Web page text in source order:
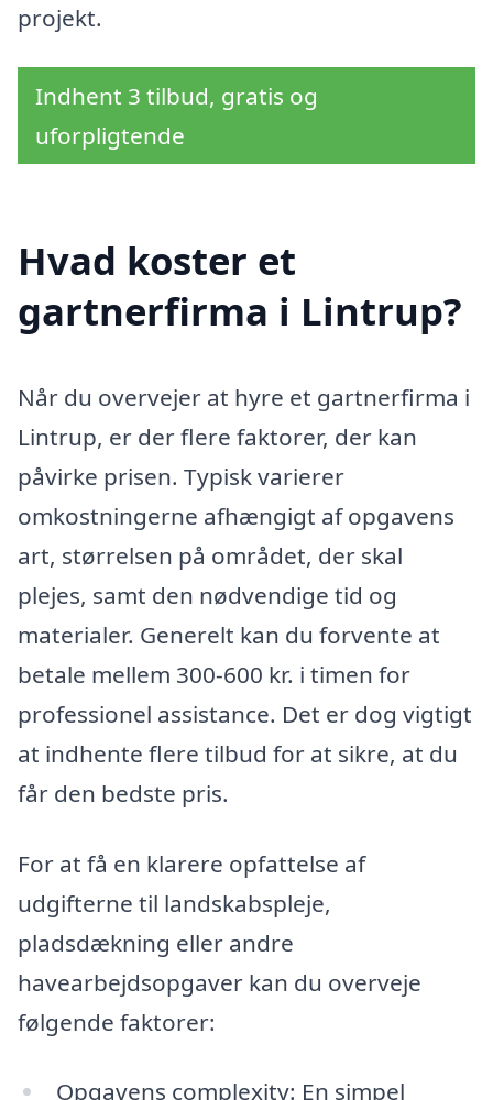
projekt.
Indhent 3 tilbud, gratis og
uforpligtende
Hvad koster et
gartnerfirma i Lintrup?
Når du overvejer at hyre et gartnerfirma i
Lintrup, er der flere faktorer, der kan
påvirke prisen. Typisk varierer
omkostningerne afhængigt af opgavens
art, størrelsen på området, der skal
plejes, samt den nødvendige tid og
materialer. Generelt kan du forvente at
betale mellem 300-600 kr. i timen for
professionel assistance. Det er dog vigtigt
at indhente flere tilbud for at sikre, at du
får den bedste pris.
For at få en klarere opfattelse af
udgifterne til landskabspleje,
pladsdækning eller andre
havearbejdsopgaver kan du overveje
følgende faktorer:
Opgavens complexity: En simpel